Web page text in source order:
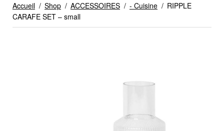
Accueil / Shop / ACCESSOIRES / - Cuisine / RIPPLE
CARAFE SET – small